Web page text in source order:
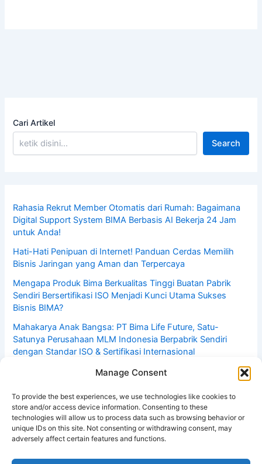
Manage Consent
To provide the best experiences, we use technologies like cookies to
store and/or access device information. Consenting to these
technologies will allow us to process data such as browsing behavior or
unique IDs on this site. Not consenting or withdrawing consent, may
adversely affect certain features and functions.
Cari Artikel
Search
Rahasia Rekrut Member Otomatis dari Rumah: Bagaimana
Digital Support System BIMA Berbasis AI Bekerja 24 Jam
untuk Anda!
Hati-Hati Penipuan di Internet! Panduan Cerdas Memilih
Bisnis Jaringan yang Aman dan Terpercaya
Mengapa Produk Bima Berkualitas Tinggi Buatan Pabrik
Sendiri Bersertifikasi ISO Menjadi Kunci Utama Sukses
Bisnis BIMA?
Mahakarya Anak Bangsa: PT Bima Life Future, Satu-
Satunya Perusahaan MLM Indonesia Berpabrik Sendiri
dengan Standar ISO & Sertifikasi Internasional
Bisnis Dirumah Hasilkan Rp1–5 Juta Per Hari: Rahasia
Pebisnis MLM Online Menggunakan Sistem Automasi DSS!
Yuk Daftar Dulu Gratis!